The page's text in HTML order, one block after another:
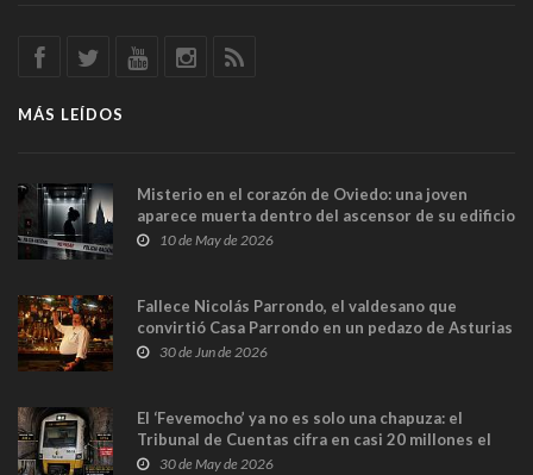
MÁS LEÍDOS
Misterio en el corazón de Oviedo: una joven
aparece muerta dentro del ascensor de su edificio
y las cámaras captan sus últimos minutos
10 de May de 2026
Fallece Nicolás Parrondo, el valdesano que
convirtió Casa Parrondo en un pedazo de Asturias
en Madrid
30 de Jun de 2026
El ‘Fevemocho’ ya no es solo una chapuza: el
Tribunal de Cuentas cifra en casi 20 millones el
sobrecoste de los trenes que no cabían por los
30 de May de 2026